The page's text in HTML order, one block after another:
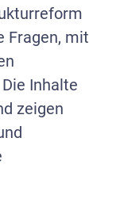
Fragen, mit
Inhalte
zeigen